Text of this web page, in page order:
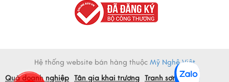
Hệ thống website bán hàng thuộc Mỹ Nghệ Việt
Quà doanh nghiệp Tân gia khai trương Tranh sơn mài